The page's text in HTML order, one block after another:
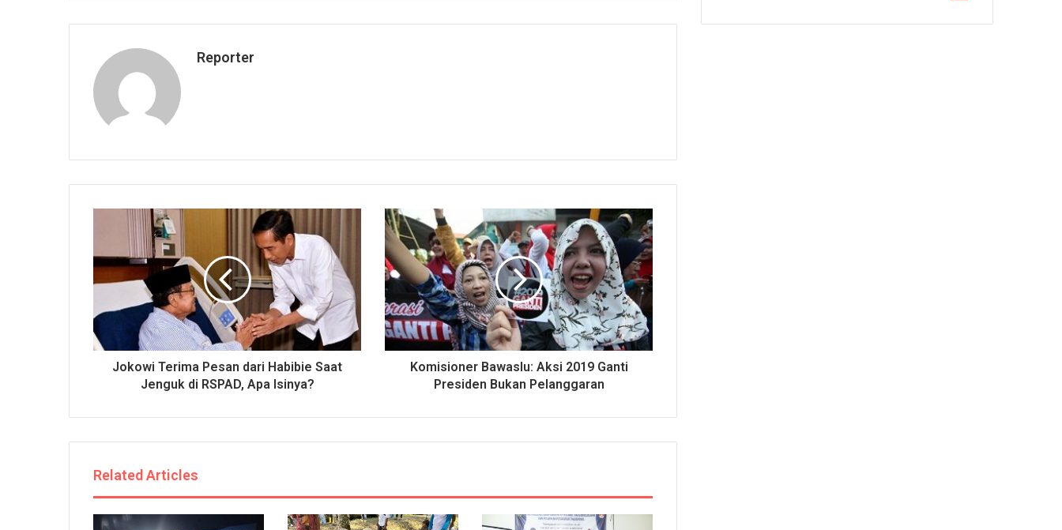
Reporter
Jokowi Terima Pesan dari Habibie Saat
Jenguk di RSPAD, Apa Isinya?
Komisioner Bawaslu: Aksi 2019 Ganti
Presiden Bukan Pelanggaran
Related Articles